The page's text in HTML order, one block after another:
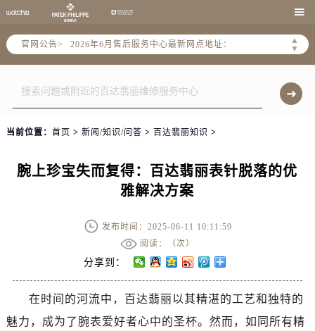

官网公告>
▲
▼
2026年6月北京市售后服务网络优化升级公告
2026年6月北京市官方售后客户服务热线：
2026年6月售后服务中心最新网点地址：
北京市东城区东长安街1号东方广场写字楼W3座6层602室（需提前预约）
北京市朝阳区建国门外大街甲6号华熙国际中心写字楼D座11层1102室（需提前预约）
北京市朝阳区建国门外大街甲6号华熙国际中心D座11层1102室售后服务中心（需提前预约）
当前位置： 首页 > 新闻/知识/问答 > 百达翡丽知识 >
腕上珍宝失而复得：百达翡丽表针脱落的优
雅解决方案
发布时间：2025-06-11 10:11:59
阅读：（次）
分享到：
在时间的河流中，百达翡丽以其精湛的工艺和独特的
魅力，成为了腕表爱好者心中的圣杯。然而，如同所有精